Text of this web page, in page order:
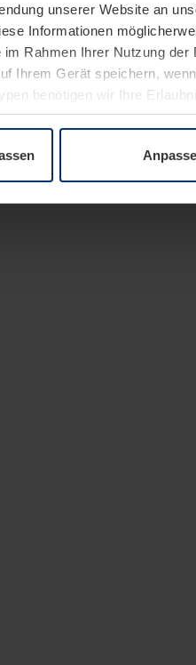
unserer Website an
Informationen
Rahmen Ihrer Nutzung der
Ihrem Gerät speichern,
benötigen wir Ihre
unserer